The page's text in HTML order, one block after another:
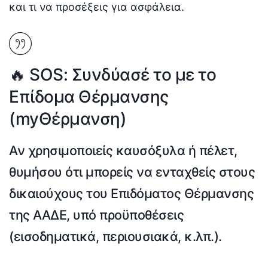
και τι να προσέξεις για ασφάλεια.
🔥 SOS: Συνδύασέ το με το
Επίδομα Θέρμανσης
(myΘέρμανση)
Αν χρησιμοποιείς καυσόξυλα ή πέλετ,
θυμήσου ότι μπορείς να ενταχθείς στους
δικαιούχους του Επιδόματος Θέρμανσης
της ΑΑΔΕ, υπό προϋποθέσεις
(εισοδηματικά, περιουσιακά, κ.λπ.).